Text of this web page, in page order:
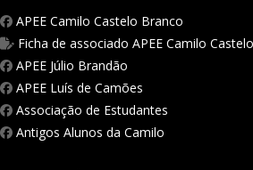
APEE Camilo Castelo Branco
Ficha de associado APEE Camilo
APEE Júlio Brandão
APEE Luís de Camões
Associação de Estudantes
Antigos Alunos da Camilo